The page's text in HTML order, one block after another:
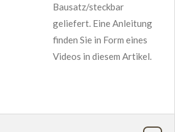
Bausatz/steckbar
geliefert. Eine Anleitung
finden Sie in Form eines
Videos in diesem Artikel.